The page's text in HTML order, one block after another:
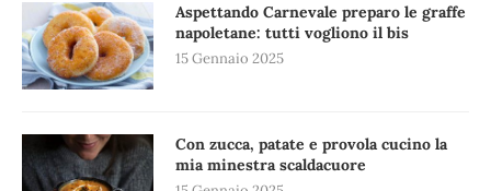
Aspettando Carnevale preparo le graffe
napoletane: tutti vogliono il bis
15 Gennaio 2025
Con zucca, patate e provola cucino la
mia minestra scaldacuore